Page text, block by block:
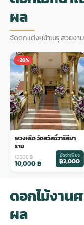
ผล
จัดตกแต่งหน้าเมรุ สวยงา
-20%
พวงหรีด วัดสวัสดิ์วารีสีมา
ราม
12,500฿
10,000฿
มัดจำเพียง
฿2,000
ดอกไม้งา
ผล